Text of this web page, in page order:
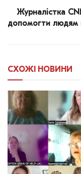
Журналістка
допомогти людям
СХОЖІ НОВИНИ